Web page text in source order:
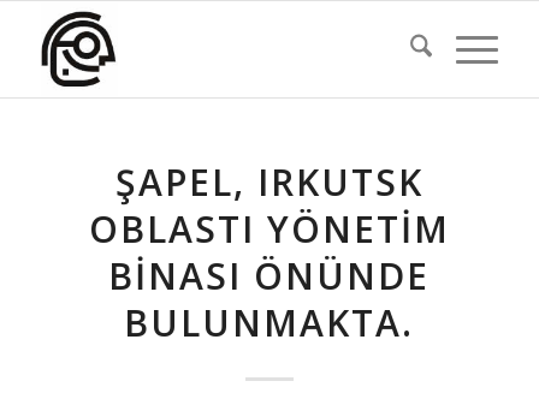
ŞAPEL, IRKUTSK
OBLASTI YÖNETIM
BINASI ÖNÜNDE
BULUNMAKTA.